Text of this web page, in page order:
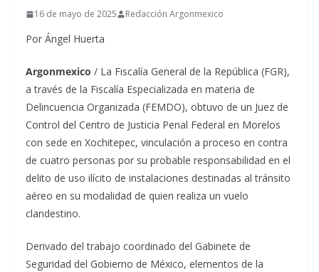
16 de mayo de 2025 Redacción Argonmexico
Por Ángel Huerta
Argonmexico / La Fiscalía General de la República (FGR),
a través de la Fiscalía Especializada en materia de
Delincuencia Organizada (FEMDO), obtuvo de un Juez de
Control del Centro de Justicia Penal Federal en Morelos
con sede en Xochitepec, vinculación a proceso en contra
de cuatro personas por su probable responsabilidad en el
delito de uso ilícito de instalaciones destinadas al tránsito
aéreo en su modalidad de quien realiza un vuelo
clandestino.
Derivado del trabajo coordinado del Gabinete de
Seguridad del Gobierno de México, elementos de la